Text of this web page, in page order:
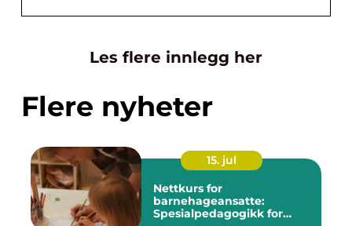
Les flere innlegg her
Flere nyheter
15. jul
Nettkurs for
barnehageansatte:
Spesialpedagogikk for